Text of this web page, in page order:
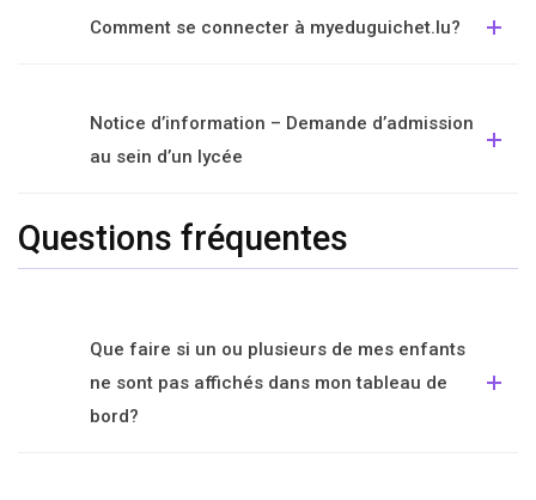
Comment se connecter à myeduguichet.lu?
Notice d’information – Demande d’admission
au sein d’un lycée
Questions fréquentes
Que faire si un ou plusieurs de mes enfants
ne sont pas affichés dans mon tableau de
bord?